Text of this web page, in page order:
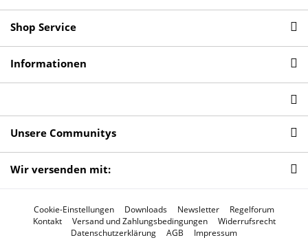
Shop Service
Informationen
Unsere Communitys
Wir versenden mit:
Cookie-Einstellungen Downloads Newsletter
Regelforum
Kontakt
Versand und Zahlungsbedingungen
Widerrufsrecht
Datenschutzerklärung
AGB Impressum